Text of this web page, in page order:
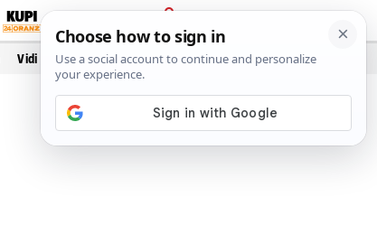
PRIJAVA
Vidi još…